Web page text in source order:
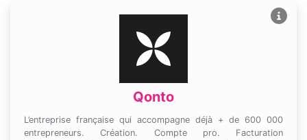
Qonto
L’entreprise française qui accompagne déjà + de 600 000
entrepreneurs. Création. Compte pro. Facturation